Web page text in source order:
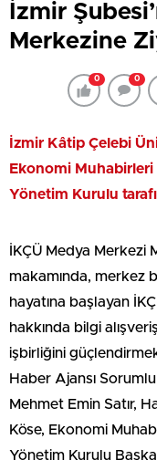
İzmir
Merkezine
0 0
İzmir Kâtip Çelebi
Ekonomi Muhabirleri
Yönetim Kurulu
İKÇÜ Medya Merkezi
makamında, merkez
hayatına başlayan
hakkında bilgi
işbirliğini
Haber Ajansı
Mehmet Emin Satır,
Köse, Ekonomi
Yönetim Kurulu